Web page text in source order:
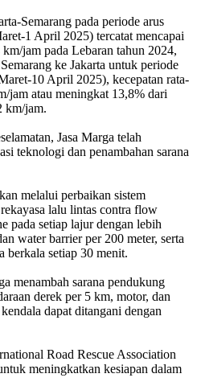
Semarang pada periode arus
1 April 2025) tercatat mencapai
jam pada Lebaran tahun 2024,
ke Jakarta untuk periode
10 April 2025), kecepatan rata-
jam atau meningkat 13,8% dari
km/jam.
Jasa Marga telah
teknologi dan penambahan sarana
melalui perbaikan sistem
lalu lintas contra flow
pada setiap lajur dengan lebih
water barrier per 200 meter, serta
berkala setiap 30 menit.
menambah sarana pendukung
derek per 5 km, motor, dan
dapat ditangani dengan
Road Rescue Association
meningkatkan kesiapan dalam